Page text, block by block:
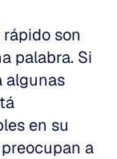
son
palabra. Si
algunas
en su
a